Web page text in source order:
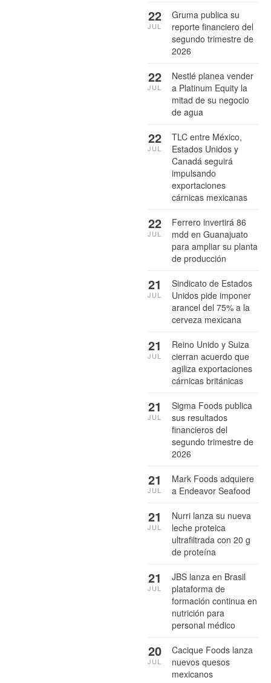
Gruma publica su
reporte financiero del
segundo trimestre de
2026
22
JUL
Nestlé planea vender
a Platinum Equity la
mitad de su negocio
de agua
22
JUL
TLC entre México,
Estados Unidos y
Canadá seguirá
impulsando
exportaciones
cárnicas mexicanas
22
JUL
Ferrero invertirá 86
mdd en Guanajuato
para ampliar su planta
de producción
22
JUL
Sindicato de Estados
Unidos pide imponer
arancel del 75% a la
cerveza mexicana
21
JUL
Reino Unido y Suiza
cierran acuerdo que
agiliza exportaciones
cárnicas británicas
21
JUL
Sigma Foods publica
sus resultados
financieros del
segundo trimestre de
2026
21
JUL
Mark Foods adquiere
a Endeavor Seafood
21
JUL
Nurri lanza su nueva
leche proteica
ultrafiltrada con 20 g
de proteína
21
JUL
JBS lanza en Brasil
plataforma de
formación continua en
nutrición para
personal médico
21
JUL
Cacique Foods lanza
nuevos quesos
mexicanos
20
JUL